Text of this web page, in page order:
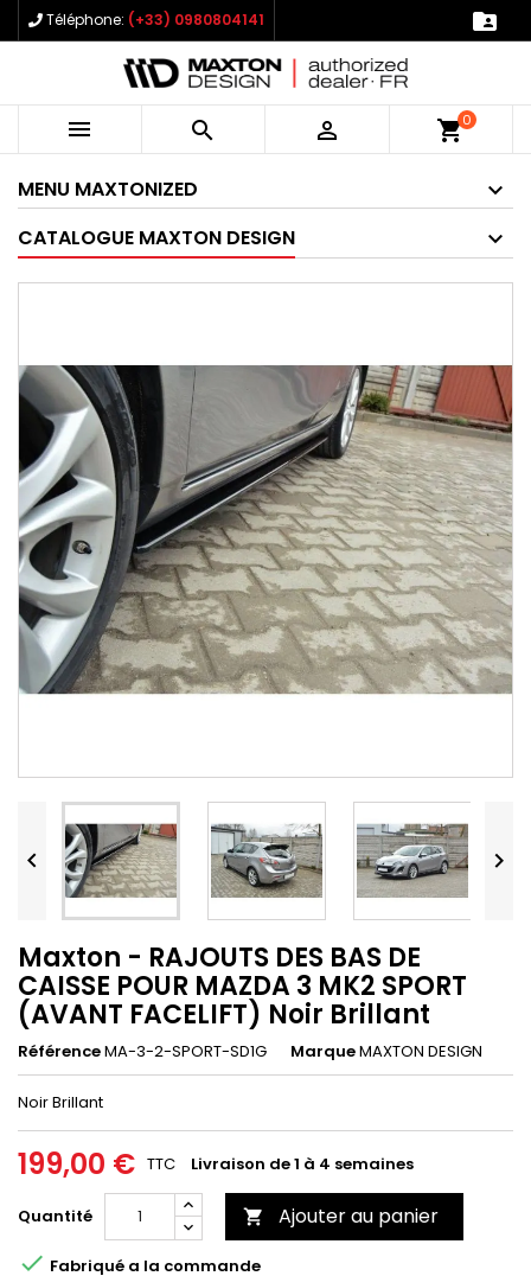
Téléphone: (+33) 0980804141 
   shopping_cart0
MENU MAXTONIZED
CATALOGUE MAXTON DESIGN
 
Maxton - RAJOUTS DES BAS DE
CAISSE POUR MAZDA 3 MK2 SPORT
(AVANT FACELIFT) Noir Brillant
RéférenceMA-3-2-SPORT-SD1G MarqueMAXTON DESIGN
Noir Brillant
199,00 € TTC Livraison de 1 à 4 semaines
Quantité  Ajouter au panier
 Fabriqué a la commande